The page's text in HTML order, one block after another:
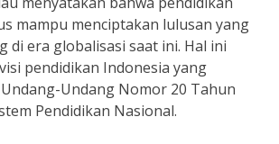
mampu menciptakan lulusan yang
di era globalisasi saat ini. Hal ini
pendidikan Indonesia yang
Undang Nomor 20 Tahun
Pendidikan Nasional.